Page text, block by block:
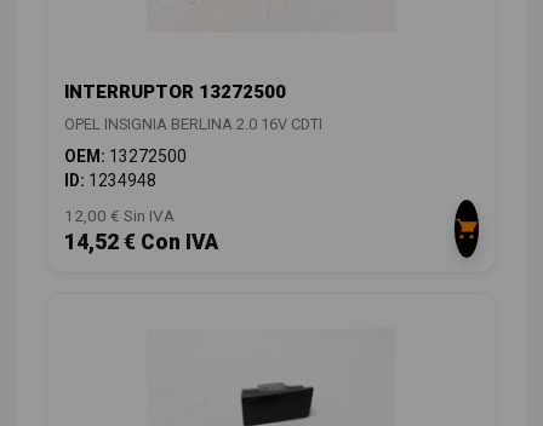
INTERRUPTOR 13272500
OPEL INSIGNIA BERLINA 2.0 16V CDTI
OEM: 13272500
ID: 1234948
12,00 € Sin IVA
14,52 € Con IVA